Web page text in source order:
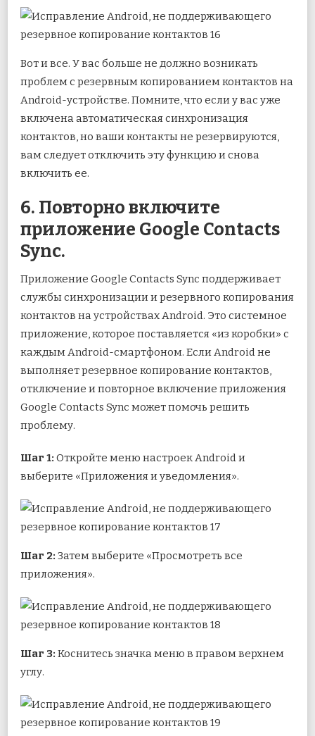
Вот и все. У вас больше не должно возникать
проблем с резервным копированием контактов на
Android-устройстве. Помните, что если у вас уже
включена автоматическая синхронизация
контактов, но ваши контакты не резервируются,
вам следует отключить эту функцию и снова
включить ее.
6. Повторно включите
приложение Google Contacts
Sync.
Приложение Google Contacts Sync поддерживает
службы синхронизации и резервного копирования
контактов на устройствах Android. Это системное
приложение, которое поставляется «из коробки» с
каждым Android-смартфоном. Если Android не
выполняет резервное копирование контактов,
отключение и повторное включение приложения
Google Contacts Sync может помочь решить
проблему.
Шаг 1: Откройте меню настроек Android и
выберите «Приложения и уведомления».
Шаг 2: Затем выберите «Просмотреть все
приложения».
Шаг 3: Коснитесь значка меню в правом верхнем
углу.